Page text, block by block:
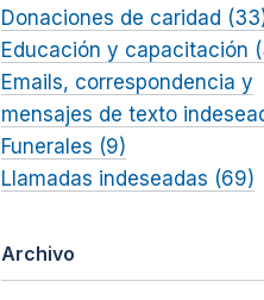
Donaciones de caridad
Educación y capacitación
Emails, correspondencia y
mensajes de texto
Funerales (9)
Llamadas indeseadas (69)
Archivo